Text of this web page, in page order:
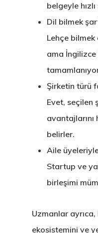
belgeyle
Dil bilmek
Lehçe
ama
Şirketin türü
Evet, seçilen
avantajlarını
belirler.
Aile
Startup ve
birleşimi
Uzmanlar
ekosistemini ve